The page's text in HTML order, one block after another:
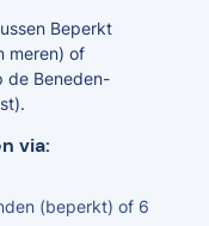
Beperkt
meren) of
de Beneden-
via:
(beperkt) of 6